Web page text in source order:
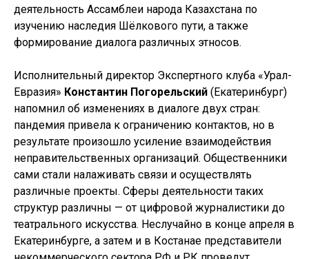
деятельность Ассамблеи народа Казахстана по
изучению наследия Шёлкового пути, а также
формирование диалога различных этносов.
Исполнительный директор Экспертного клуба «Урал-
Евразия» Константин Погорельский (Екатеринбург)
напомнил об изменениях в диалоге двух стран:
пандемия привела к ограничению контактов, но в
результате произошло усиление взаимодействия
неправительственных организаций. Общественники
сами стали налаживать связи и осуществлять
различные проекты. Сферы деятельности таких
структур различны — от цифровой журналистики до
театрального искусства. Неслучайно в конце апреля в
Екатеринбурге, а затем и в Костанае представители